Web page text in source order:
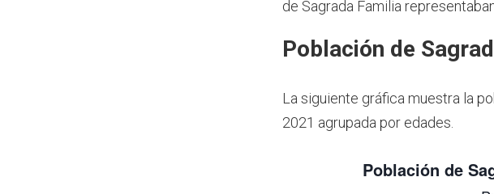
de Sagrada Familia
Población de
La siguiente gráfica muestra la
2021 agrupada por edades.